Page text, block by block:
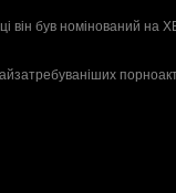
він був номінований на